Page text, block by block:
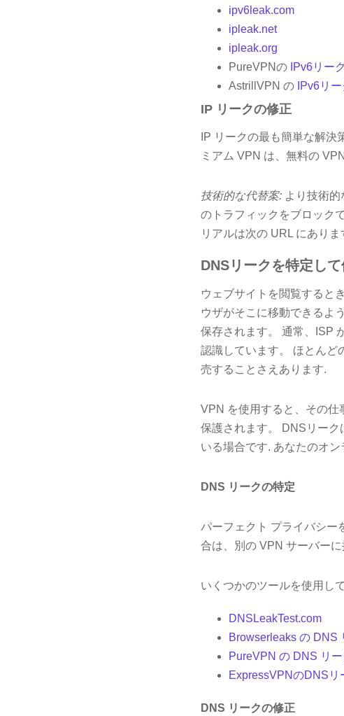
ipv6leak.com
ipleak.net
ipleak.org
PureVPNの IPv6リー
AstrillVPN の IPv6リ
IP リークの修正
IP リークの最も簡単な解
ミアム VPN は、無料の
技術的な代替案: より技術
のトラフィックをブロック
リアルは次の URL にありま
DNSリークを特定し
ウェブサイトを閲覧すると
ウザがそこに移動できるよ
保存されます。 通常、ISP
認識しています。 ほとんど
売することさえあります.
VPN を使用すると、その仕
保護されます。 DNSリー
いる場合です. あなたのオ
DNS リークの特定
パーフェクト プライバシー
合は、別の VPN サーバー
いくつかのツールを使用し
DNSLeakTest.com
Browserleaks の DNS
PureVPN の DNS リー
ExpressVPNのDNSリ
DNS リークの修正